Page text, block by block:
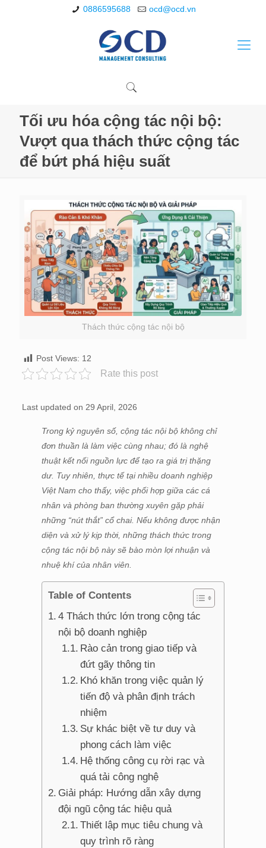
0886595688 ocd@ocd.vn
Tối ưu hóa cộng tác nội bộ:
Vượt qua thách thức cộng tác
để bứt phá hiệu suất
Thách thức cộng tác nội bộ
Post Views: 12
Rate this post
Last updated on 29 April, 2026
Trong kỷ nguyên số, cộng tác nội bộ không chỉ
đơn thuần là làm việc cùng nhau; đó là nghệ
thuật kết nối nguồn lực để tạo ra giá trị thặng
dư. Tuy nhiên, thực tế tại nhiều doanh nghiệp
Việt Nam cho thấy, việc phối hợp giữa các cá
nhân và phòng ban thường xuyên gặp phải
những “nút thắt” cổ chai. Nếu không được nhận
diện và xử lý kịp thời, những thách thức trong
cộng tác nội bộ này sẽ bào mòn lợi nhuận và
nhuệ khí của nhân viên.
Table of Contents
4 Thách thức lớn trong cộng tác
nội bộ doanh nghiệp
Rào cản trong giao tiếp và
đứt gãy thông tin
Khó khăn trong việc quản lý
tiến độ và phân định trách
nhiệm
Sự khác biệt về tư duy và
phong cách làm việc
Hệ thống công cụ rời rạc và
quá tải công nghệ
Giải pháp: Hướng dẫn xây dựng
đội ngũ cộng tác hiệu quả
Thiết lập mục tiêu chung và
quy trình rõ ràng